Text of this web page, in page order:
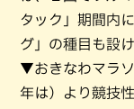
タック」期間内
グ」の種目も設
▼おきなわマラ
年は）より競技